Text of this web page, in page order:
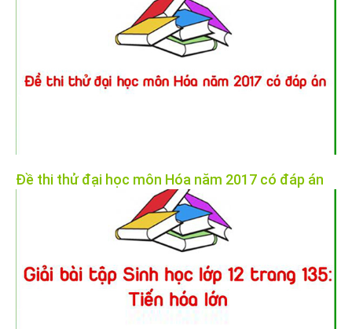
Đề thi thử đại học môn Hóa năm 2017 có đáp án